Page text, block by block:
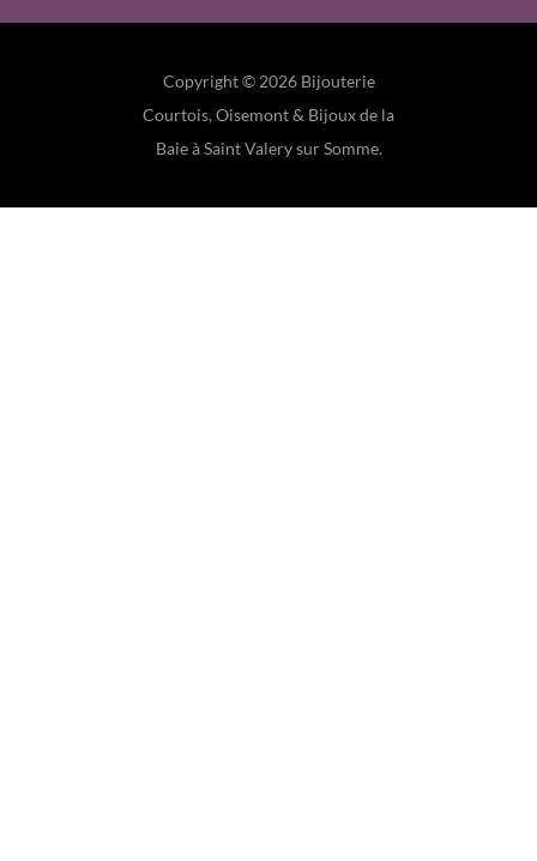
Copyright © 2026 Bijouterie
Courtois, Oisemont & Bijoux de la
Baie à Saint Valery sur Somme.